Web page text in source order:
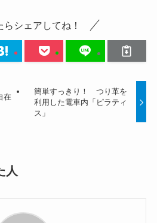
らシェアしてね！
在
簡単すっきり！ つり革を
利用した電車内「ピラティ
ス」
人